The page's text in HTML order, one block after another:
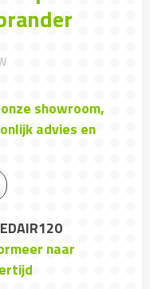
showroom,
advies en
naar